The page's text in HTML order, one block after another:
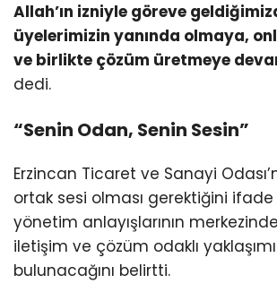
Allah’ın izniyle göreve
üyelerimizin yanında olmaya,
ve birlikte çözüm üretmeye
dedi.
“Senin Odan, Senin Sesin”
Erzincan Ticaret ve Sanayi
ortak sesi olması gerektiğini
yönetim anlayışlarının merkezinde
iletişim ve çözüm odaklı
bulunacağını belirtti.